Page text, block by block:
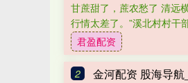
甘蔗甜了，蔗农愁了 清远
行情太差了。”溪北村村干
君盈配资
2 金河配资 股海导